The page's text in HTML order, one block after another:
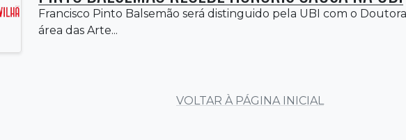
Francisco Pinto Balsemão será distinguido pela UBI com o
área das Arte...
VOLTAR À PÁGINA INICIAL